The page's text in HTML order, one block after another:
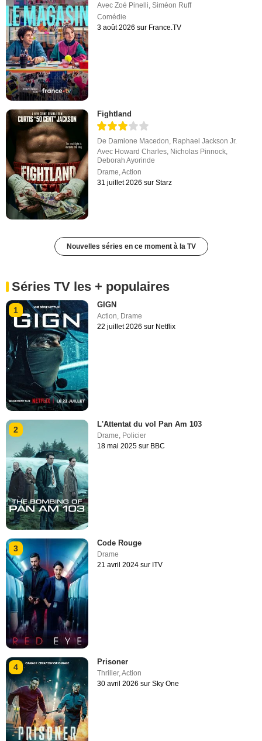
AvecZoé Pinelli ,Siméon Ruff
Comédie
3 août 2026 sur France.TV
Fightland
De Damione Macedon, Raphael Jackson Jr.
Avec Howard Charles, Nicholas Pinnock,
Deborah Ayorinde
Drame,Action
31 juillet 2026 sur Starz
Nouvelles séries en ce moment à la TV
Séries TV les + populaires
1
GIGN
Action, Drame
22 juillet 2026 sur Netflix
2
L'Attentat du vol Pan Am 103
Drame Policier
18 mai 2025 sur BBC
3
Code Rouge
Drame
21 avril 2024 sur ITV
4
Prisoner
Thriller,Action
30 avril 2026 sur Sky One